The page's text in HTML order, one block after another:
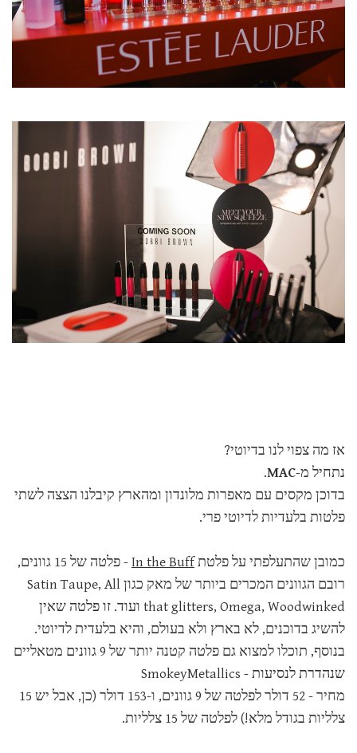
אז מה צפוי לנו בדיוטי?
נתחיל מ-MAC
.
בדוכן מקסים עם מאפרות מלונדון ומהארץ קיבלנו הצצה לשתי
פלטות בלעדיות לדיוטי פרי.
כמובן שהתעלפתי על פלטתIn the Buff
- פלטה של 15 גוונים,
רובם הגוונים המכרים ביותר של מאק כגון Satin Taupe, All
that glitters, Omega, Woodwinked ועוד. זו פלטה שאין
להשיג בדוכנים, לא בארץ ולא בעולם, והיא בלעדית לדיוטי.
בנוסף, תוכלו למצוא גם פלטה קטנה יותר של 9 גוונים מטאליים
שנהדרת לנסיעות - SmokeyMetallics
מחיר - 52 דולר לפלטה של 9 גוונים, ו-153 דולר (כן, אבל יש 15
צלליות בגודל מלא!) לפלטה של 15 צלליות.